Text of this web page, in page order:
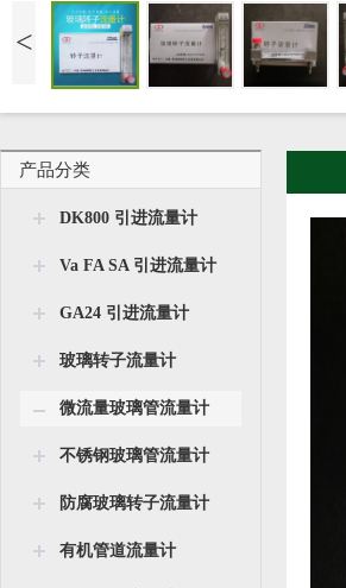
<
产品分类
DK800 引进流量计
Va FA SA 引进流量计
GA24 引进流量计
玻璃转子流量计
微流量玻璃管流量计
不锈钢玻璃管流量计
防腐玻璃转子流量计
有机管道流量计